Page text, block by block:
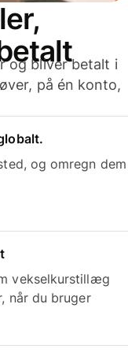
og bliver betalt i
på én konto,
og omregn dem
vekselkurstillæg
når du bruger